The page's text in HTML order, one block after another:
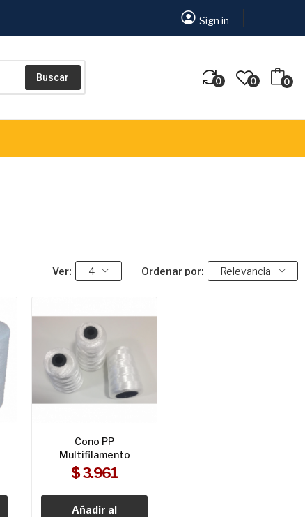
Sign in
Buscar 0 0 0
Ver: 4 Ordenar por: Relevancia
Cono PP
Multifilamento
$ 3.961
Añadir al